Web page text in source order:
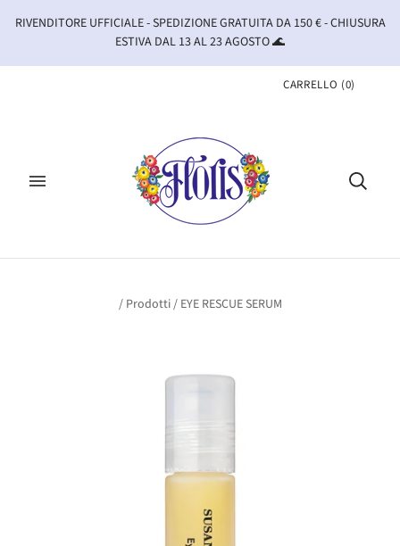
RIVENDITORE UFFICIALE - SPEDIZIONE GRATUITA DA 150 € - CHIUSURA
ESTIVA DAL 13 AL 23 AGOSTO 🌊
CARRELLO (0)
/ Prodotti/ EYE RESCUE SERUM